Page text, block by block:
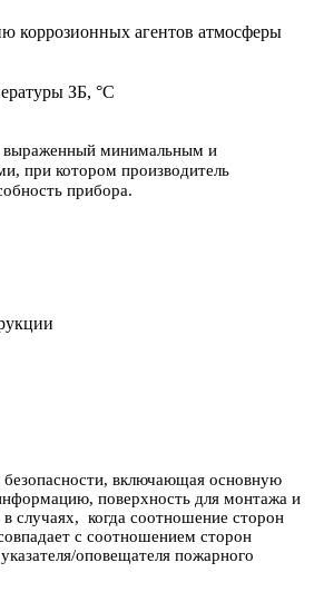
коррозионных агентов атмосферы
ЗБ, °С
выраженный минимальным и
при котором производитель
прибора.
безопасности, включающая основную
поверхность для монтажа и
в случаях, когда соотношение сторон
с соотношением сторон
оповещателя пожарного